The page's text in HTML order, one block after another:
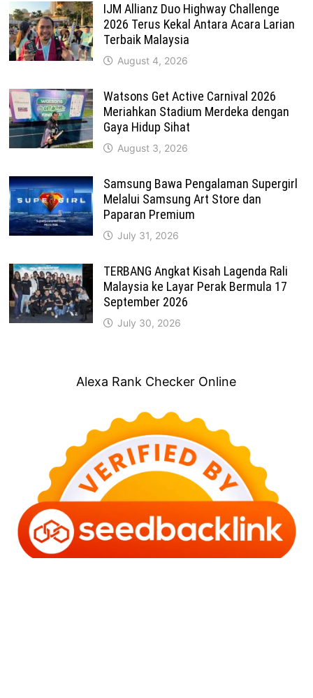
IJM Allianz Duo Highway Challenge
2026 Terus Kekal Antara Acara Larian
Terbaik Malaysia
August 4, 2026
Watsons Get Active Carnival 2026
Meriahkan Stadium Merdeka dengan
Gaya Hidup Sihat
August 3, 2026
Samsung Bawa Pengalaman Supergirl
Melalui Samsung Art Store dan
Paparan Premium
July 31, 2026
TERBANG Angkat Kisah Lagenda Rali
Malaysia ke Layar Perak Bermula 17
September 2026
July 30, 2026
Alexa Rank Checker Online